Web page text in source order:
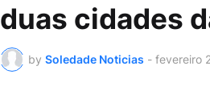
duas cidades
by Soledade Noticias - fevereiro